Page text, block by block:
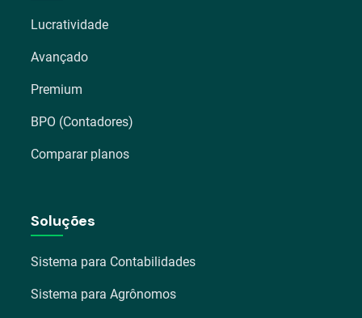
Lucratividade
Avançado
Premium
BPO (Contadores)
Comparar planos
Soluções
Sistema para Contabilidades
Sistema para Agrônomos